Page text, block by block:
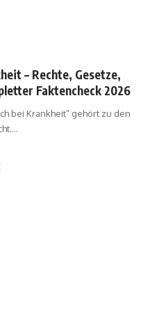
– Rechte, Gesetze,
Faktencheck 2026
bei Krankheit“ gehört zu den
…